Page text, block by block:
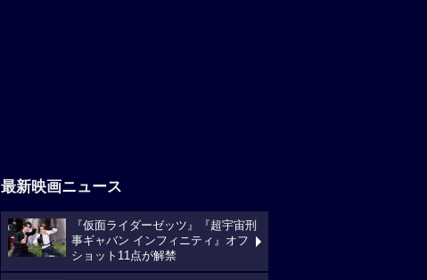
最新映画ニュース
『仮面ライダーゼッツ』『超宇宙刑
事ギャバン インフィニティ』オフ
ショット11点が解禁